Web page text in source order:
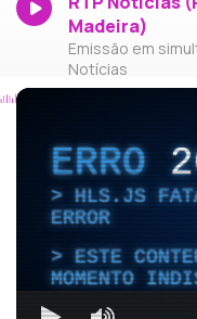
Madeira)
Emissão em
Notícias
ERRO
HLS.JS
ERROR
ESTE
MOMENTO